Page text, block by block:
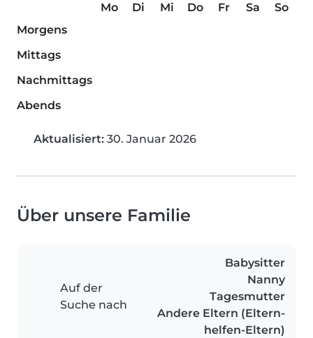
Mo Di Mi Do Fr Sa
So
Morgens
Mittags
Nachmittags
Abends
Aktualisiert: 30. Januar 2026
Über unsere Familie
Auf der
Suche nach
Babysitter
Nanny
Tagesmutter
Andere Eltern (Eltern-
helfen-Eltern)